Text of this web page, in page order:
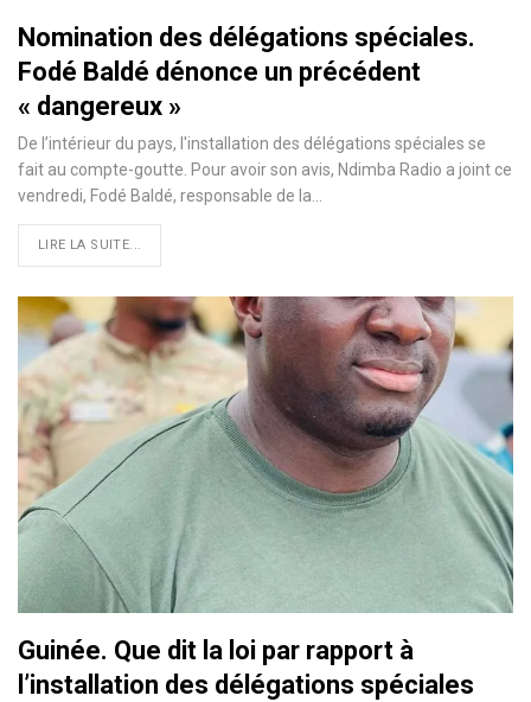
Nomination des délégations spéciales.
Fodé Baldé dénonce un précédent
« dangereux »
De l’intérieur du pays, l'installation des délégations spéciales se
fait au compte-goutte. Pour avoir son avis, Ndimba Radio a joint ce
vendredi, Fodé Baldé, responsable de la…
LIRE LA SUITE...
Guinée. Que dit la loi par rapport à
l’installation des délégations spéciales